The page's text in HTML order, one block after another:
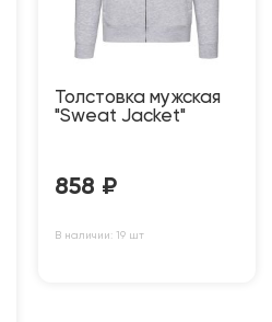
Толстовка мужская
"Sweat Jacket"
858 ₽
В наличии: 19 шт